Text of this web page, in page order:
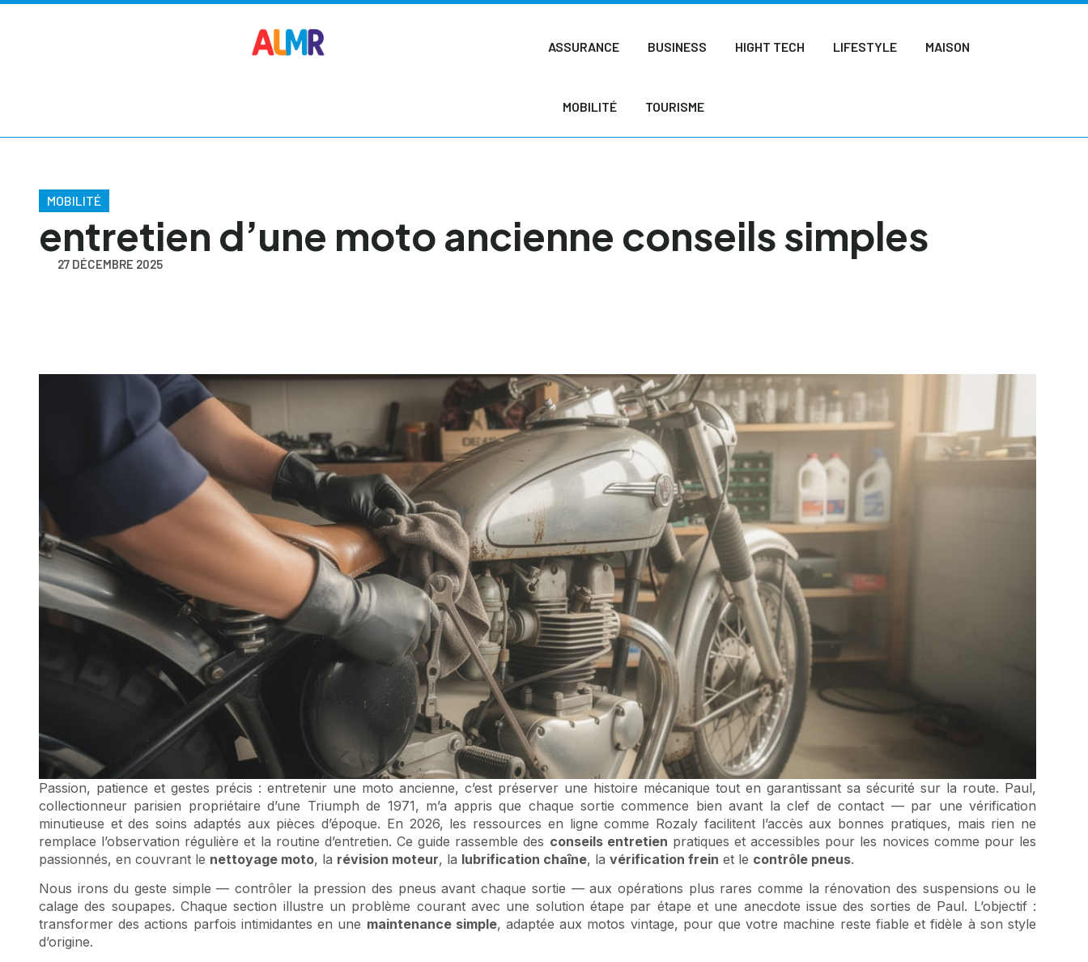
ASSURANCE BUSINESS HIGHT TECH LIFESTYLE MAISON
MOBILITÉ TOURISME
MOBILITÉ
entretien d’une moto ancienne conseils simples
27 DÉCEMBRE 2025
Passion, patience et gestes précis : entretenir une moto ancienne, c’est préserver une histoire mécanique tout en garantissant sa sécurité sur la route. Paul,
collectionneur parisien propriétaire d’une Triumph de 1971, m’a appris que chaque sortie commence bien avant la clef de contact — par une vérification
minutieuse et des soins adaptés aux pièces d’époque. En 2026, les ressources en ligne comme Rozaly facilitent l’accès aux bonnes pratiques, mais rien ne
remplace l’observation régulière et la routine d’entretien. Ce guide rassemble des conseils entretien pratiques et accessibles pour les novices comme pour les
passionnés, en couvrant le nettoyage moto, la révision moteur, la lubrification chaîne, la vérification frein et le contrôle pneus.
Nous irons du geste simple — contrôler la pression des pneus avant chaque sortie — aux opérations plus rares comme la rénovation des suspensions ou le
calage des soupapes. Chaque section illustre un problème courant avec une solution étape par étape et une anecdote issue des sorties de Paul. L’objectif :
transformer des actions parfois intimidantes en une maintenance simple, adaptée aux motos vintage, pour que votre machine reste fiable et fidèle à son style
d’origine.